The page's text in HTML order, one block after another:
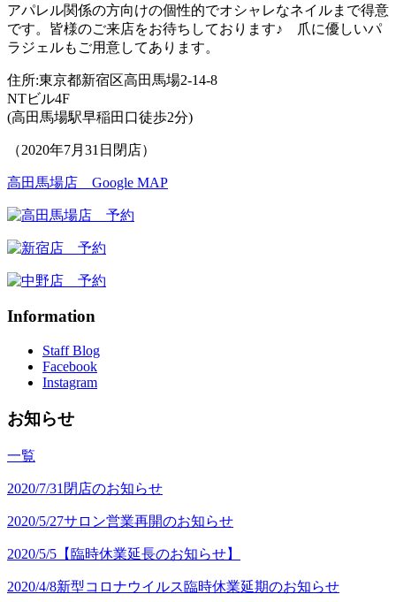
アパレル関係の方向けの個性的でオシャレなネイルまで得意
です。皆様のご来店をお待ちしております♪ 爪に優しいパ
ラジェルもご用意してあります。
住所:東京都新宿区高田馬場2-14-8
NTビル4F
(高田馬場駅早稲田口徒歩2分)
（2020年7月31日閉店）
高田馬場店 Google MAP
Information
Staff Blog
Facebook
Instagram
お知らせ
一覧
2020/7/31 閉店のお知らせ
2020/5/27サロン営業再開のお知らせ
2020/5/5 【臨時休業延長のお知らせ】
2020/4/8新型コロナウイルス臨時休業延期のお知らせ